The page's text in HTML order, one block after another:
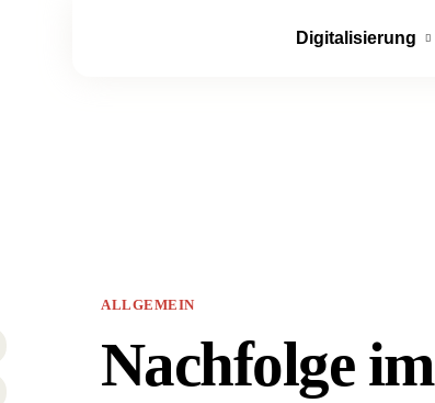
Digitalisierung
ALLGEMEIN
Nachfolge im